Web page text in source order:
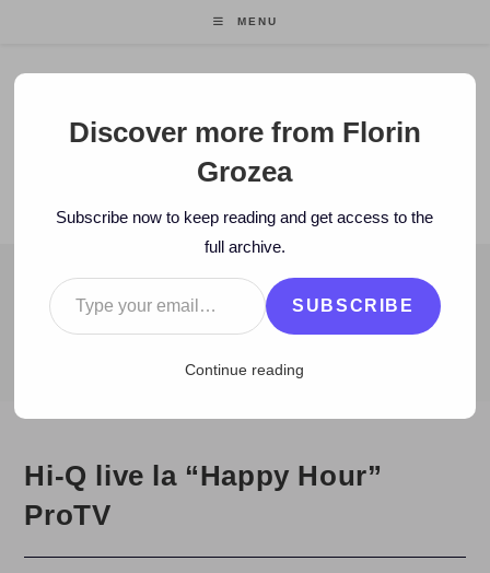
MENU
Florin Grozea
ENTREPRENEUR. FOUNDER/CEO MOCAPP.
BLOG
2008 > April > 29 > TV > Hi-Q live la “Happy Hour” ProTV
Hi-Q live la “Happy Hour”
ProTV
Discover more from Florin
Grozea
Subscribe now to keep reading and get access to the
full archive.
Type your email…
SUBSCRIBE
Continue reading